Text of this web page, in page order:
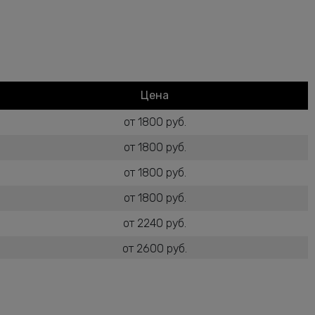
Цена
от 1800 руб.
от 1800 руб.
от 1800 руб.
от 1800 руб.
от 2240 руб.
от 2600 руб.